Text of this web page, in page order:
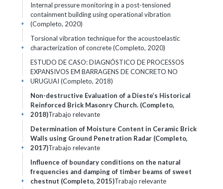
Internal pressure monitoring in a post-tensioned
containment building using operational vibration
(Completo, 2020)
+
Torsional vibration technique for the acoustoelastic
characterization of concrete (Completo, 2020)
+
ESTUDO DE CASO: DIAGNÓSTICO DE PROCESSOS
EXPANSIVOS EM BARRAGENS DE CONCRETO NO
URUGUAI (Completo, 2018)
+
Non-destructive Evaluation of a Dieste’s Historical
Reinforced Brick Masonry Church. (Completo,
2018)Trabajo relevante
+
Determination of Moisture Content in Ceramic Brick
Walls using Ground Penetration Radar (Completo,
2017)Trabajo relevante
+
Influence of boundary conditions on the natural
frequencies and damping of timber beams of sweet
chestnut (Completo, 2015)Trabajo relevante
+